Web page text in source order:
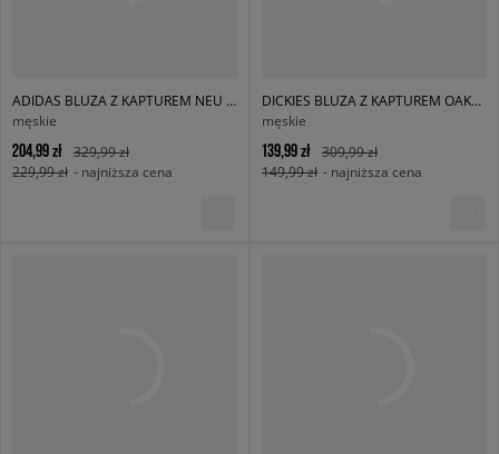
ADIDAS BLUZA Z KAPTUREM NEU C HD
męskie
204,99 zł
329,99 zł
229,99 zł - najniższa cena
DICKIES BLUZA Z KAPTUREM OAKPORT HOODIE
męskie
139,99 zł
309,99 zł
149,99 zł - najniższa cena